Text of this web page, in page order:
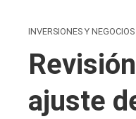
INVERSIONES Y NEGOCIOS
ajuste